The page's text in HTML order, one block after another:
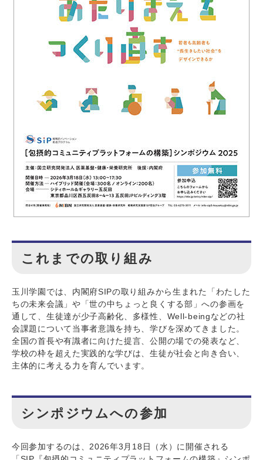
これまでの取り組み
玉川学園では、内閣府SIPの取り組みから生まれた「わたした
ちの未来会議」や「世の中ちょっと良くする部」への参画を
通して、生徒達が少子高齢化、多様性、Well-beingなどの社
会課題について当事者意識を持ち、学びを深めてきました。
全国の首長や有識者に向けた提言、公開の場での発表など、
学校の枠を超えた実践的な学びは、生徒が社会と向き合い、
主体的に考える力を育んでいます。
シンポジウムへの参加
今回参加するのは、2026年3月18日（水）に開催される